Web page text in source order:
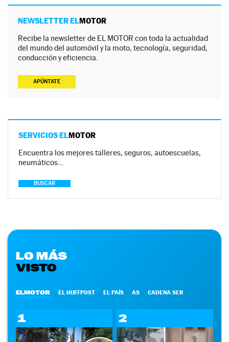
NEWSLETTER ELMOTOR
Recibe la newsletter de EL MOTOR con toda la actualidad
del mundo del automóvil y la moto, tecnología, seguridad,
conducción y eficiencia.
APÚNTATE
SERVICIOS ELMOTOR
Encuentra los mejores talleres, seguros, autoescuelas,
neumáticos…
BUSCAR
LO MÁS
VISTO
ELMOTOR EL HUFFPOST EL PAÍS AS CADENA SER
1 2